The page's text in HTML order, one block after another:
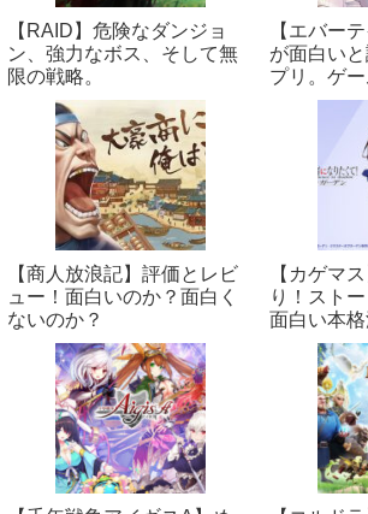
【RAID】危険なダンジョ
ン、強力なボス、そして無
限の戦略。
【エバー
が面白い
プリ。ゲー
【商人放浪‪記】評価とレビ
ュー！面白いのか？面白く
ないのか？
【カゲマ
り！スト
面白い本格